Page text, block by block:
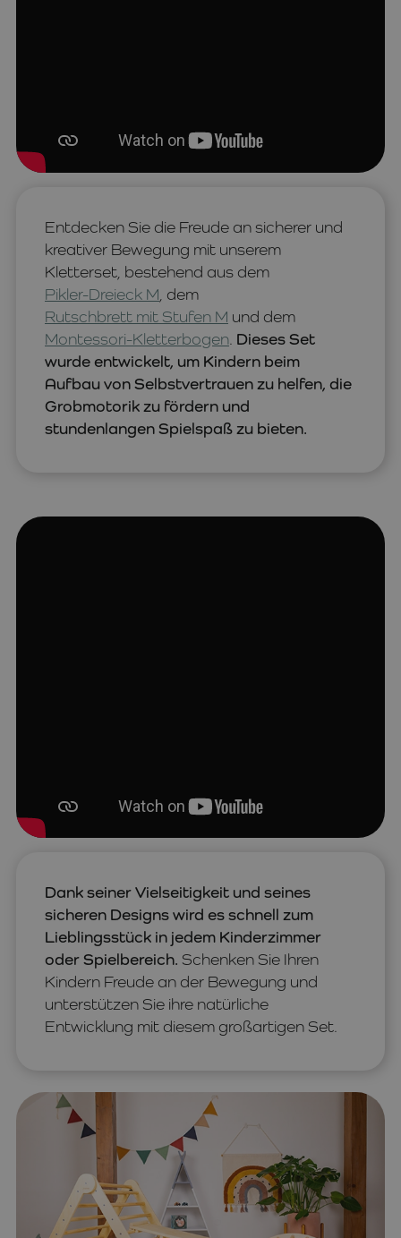
Entdecken Sie die Freude an sicherer und
kreativer Bewegung mit unserem
Kletterset, bestehend aus dem
Pikler-Dreieck M , dem
Rutschbrett mit Stufen M und dem
Montessori-Kletterbogen Dieses Set
wurde entwickelt, um Kindern beim
Aufbau von Selbstvertrauen zu helfen, die
Grobmotorik zu fördern und
stundenlangen Spielspaß zu bieten.
Dank seiner Vielseitigkeit und seines
sicheren Designs wird es schnell zum
Lieblingsstück in jedem Kinderzimmer
oder Spielbereich. Schenken Sie Ihren
Kindern Freude an der Bewegung und
unterstützen Sie ihre natürliche
Entwicklung mit diesem großartigen Set.